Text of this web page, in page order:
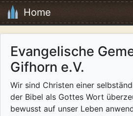
Home
Evangelische
Gifhorn e.V.
Wir sind Christen einer
der Bibel als Gottes Wort
bewusst auf unser Leben